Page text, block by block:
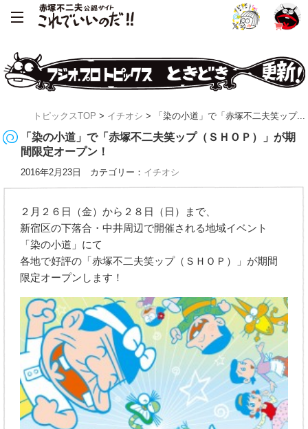
トピックスTOP > イチオシ > 「染の小道」で「赤塚不二夫笑ップ...
「染の小道」で「赤塚不二夫笑ップ（ＳＨＯＰ）」が期
間限定オープン！
2016年2月23日 カテゴリー： イチオシ
２月２６日（金）から２８日（日）まで、
新宿区の下落合・中井周辺で開催される地域イベント
「染の小道」にて
各地で好評の「赤塚不二夫笑ップ（ＳＨＯＰ）」が期間
限定オープンします！